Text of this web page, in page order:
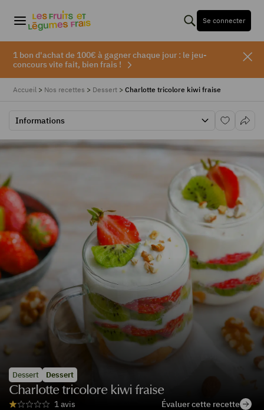
Se connecter
1 bon d'achat de 100€ à gagner chaque jour : le jeu-
concours vite fait, bien frais !
Accueil > Nos recettes > Dessert > Charlotte tricolore kiwi fraise
Informations
Dessert Dessert
Charlotte tricolore kiwi fraise
1 avis Évaluer cette recette